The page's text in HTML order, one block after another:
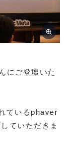
にご登壇いた
ているphaver
ていただきま